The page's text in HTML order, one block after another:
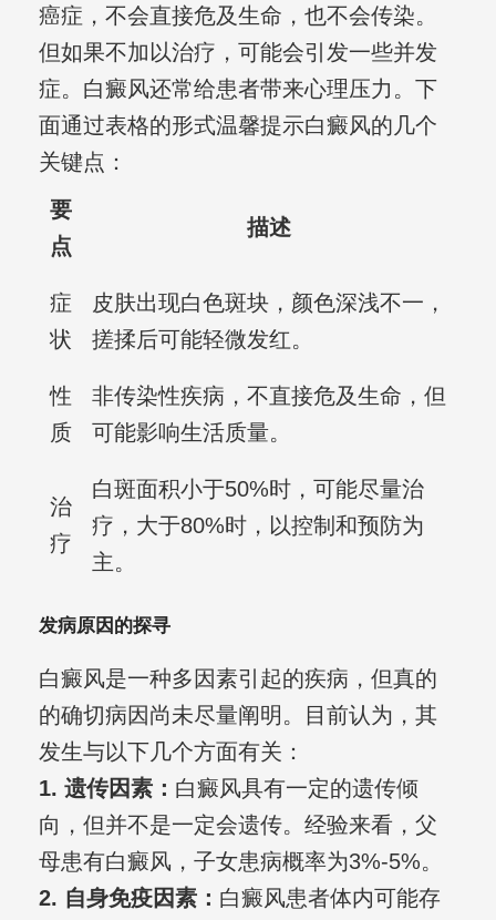
癌症，不会直接危及生命，也不会传染。
但如果不加以治疗，可能会引发一些并发
症。白癜风还常给患者带来心理压力。下
面通过表格的形式温馨提示白癜风的几个
关键点：
要
点
描述
症
状
皮肤出现白色斑块，颜色深浅不一，
搓揉后可能轻微发红。
性
质
非传染性疾病，不直接危及生命，但
可能影响生活质量。
治
疗
白斑面积小于50%时，可能尽量治
疗，大于80%时，以控制和预防为
主。
发病原因的探寻
白癜风是一种多因素引起的疾病，但真的
的确切病因尚未尽量阐明。目前认为，其
发生与以下几个方面有关：
1. 遗传因素： 白癜风具有一定的遗传倾
向，但并不是一定会遗传。经验来看，父
母患有白癜风，子女患病概率为3%-5%。
2. 自身免疫因素： 白癜风患者体内可能存